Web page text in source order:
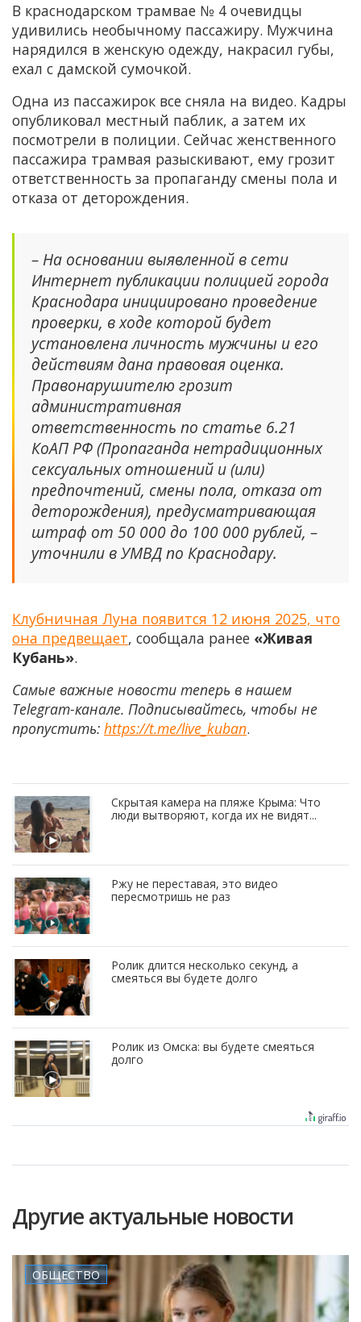
В краснодарском трамвае № 4 очевидцы
удивились необычному пассажиру. Мужчина
нарядился в женскую одежду, накрасил губы,
ехал с дамской сумочкой.
Одна из пассажирок все сняла на видео. Кадры
опубликовал местный паблик, а затем их
посмотрели в полиции. Сейчас женственного
пассажира трамвая разыскивают, ему грозит
ответственность за пропаганду смены пола и
отказа от деторождения.
– На основании выявленной в сети
Интернет публикации полицией города
Краснодара инициировано проведение
проверки, в ходе которой будет
установлена личность мужчины и его
действиям дана правовая оценка.
Правонарушителю грозит
административная
ответственность по статье 6.21
КоАП РФ (Пропаганда нетрадиционных
сексуальных отношений и (или)
предпочтений, смены пола, отказа от
деторождения), предусматривающая
штраф от 50 000 до 100 000 рублей, –
уточнили в УМВД по Краснодару.
Клубничная Луна появится 12 июня 2025, что
она предвещает, сообщала ранее «Живая
Кубань».
Самые важные новости теперь в нашем
Telegram-канале. Подписывайтесь, чтобы не
пропустить: https://t.me/live_kuban.
Скрытая камера на пляже Крыма: Что
люди вытворяют, когда их не видят...
Ржу не переставая, это видео
пересмотришь не раз
Ролик длится несколько секунд, а
смеяться вы будете долго
Ролик из Омска: вы будете смеяться
долго
Другие актуальные новости
ОБЩЕСТВО